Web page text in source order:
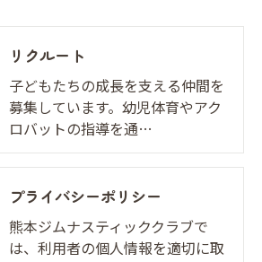
リクルート
子どもたちの成長を支える仲間を
募集しています。幼児体育やアク
ロバットの指導を通…
プライバシーポリシー
熊本ジムナスティッククラブで
は、利用者の個人情報を適切に取